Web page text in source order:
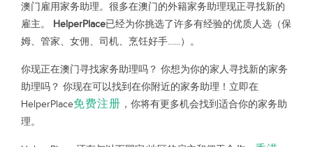
澳门雇用家务助理。很多在澳门的外籍家务助理现正寻找新的
雇主。 HelperPlace已经为你挑选了许多有经验的优质人选（保
姆、管家、女佣、司机、烹饪好手......）。
你现正在澳门寻找家务助理吗？ 你想为你的家人寻找新的家务
助理吗？ 你现在可以找到在你附近的家务助理！立即在
HelperPlace免费注册 ，你将有更多机会找到适合你的家务助
理。